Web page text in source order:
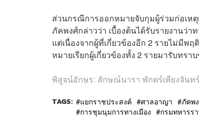
ส่วนกรณีการออกหมายจับกุมผู้ร่วมก่อเห
ภัคพงศ์กล่าวว่า เบื้องต้นได้รับรายงานว่
แต่เนื่องจากผู้ที่เกี่ยวข้องอีก 2 รายไม่มี
หมายเรียกผู้เกี่ยวข้องทั้ง 2 รายมารับทรา
พิสูจน์อักษร: ลักษณ์นารา พักตร์เพียงจันทร์
TAGS: แยกราชประสงค์ ศาลอาญา ภัคพ
การชุมนุมการทางเมือง
กรมทหารร